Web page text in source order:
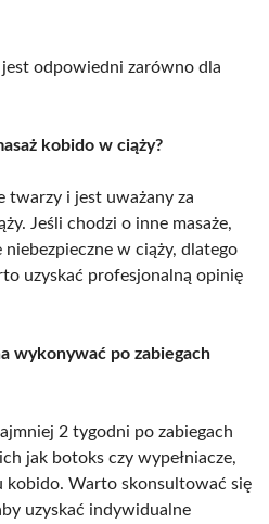
odpowiedni zarówno dla
kobido w ciąży?
twarzy i jest uważany za
Jeśli chodzi o inne masaże,
w ciąży, dlatego
uzyskać profesjonalną opinię
wykonywać po zabiegach
2 tygodni po zabiegach
jak botoks czy wypełniacze,
kobido. Warto skonsultować się
uzyskać indywidualne